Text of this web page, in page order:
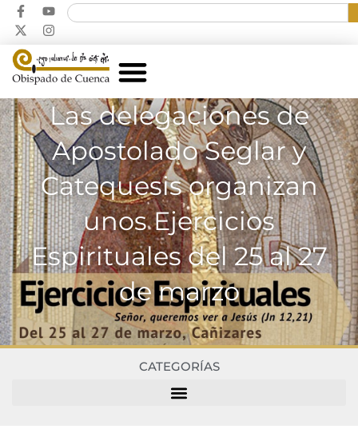
Las delegaciones de
Apostolado Seglar y
Catequesis organizan
unos Ejercicios
Espirituales del 25 al 27
de marzo
CATEGORÍAS